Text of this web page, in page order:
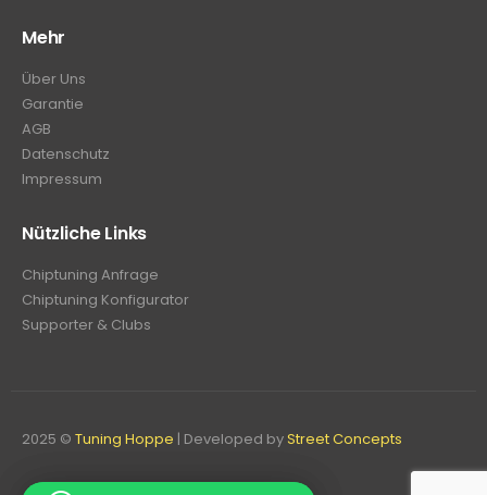
Mehr
Über Uns
Garantie
AGB
Datenschutz
Impressum
Nützliche Links
Chiptuning Anfrage
Chiptuning Konfigurator
Supporter & Clubs
2025 © Tuning Hoppe | Developed byStreet Concepts